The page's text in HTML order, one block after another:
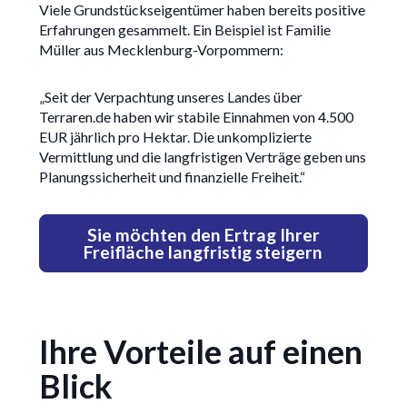
Viele Grundstückseigentümer haben bereits positive
Erfahrungen gesammelt. Ein Beispiel ist Familie
Müller aus Mecklenburg-Vorpommern:
„Seit der Verpachtung unseres Landes über
Terraren.de haben wir stabile Einnahmen von 4.500
EUR jährlich pro Hektar. Die unkomplizierte
Vermittlung und die langfristigen Verträge geben uns
Planungssicherheit und finanzielle Freiheit.“
Sie möchten den Ertrag Ihrer
Freifläche langfristig steigern
Ihre Vorteile auf einen
Blick